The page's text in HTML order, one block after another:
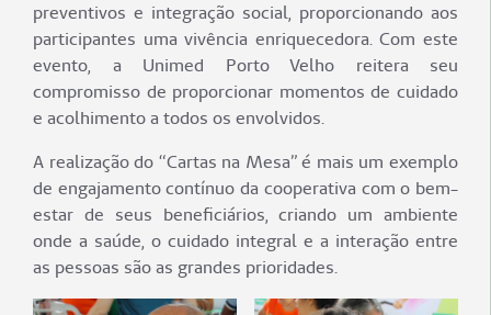
preventivos e integração social, proporcionando aos
participantes uma vivência enriquecedora. Com este
evento, a Unimed Porto Velho reitera seu
compromisso de proporcionar momentos de cuidado
e acolhimento a todos os envolvidos.
A realização do “Cartas na Mesa” é mais um exemplo
de engajamento contínuo da cooperativa com o bem-
estar de seus beneficiários, criando um ambiente
onde a saúde, o cuidado integral e a interação entre
as pessoas são as grandes prioridades.